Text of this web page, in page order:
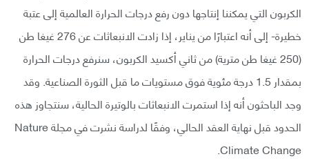
الكربون التي يمكننا إنتاجها دون رفع درجات الحرارة العالمية إلى عتبة
خطيرة- إلى أنه اعتبارًا من يناير، إذا زادت الانبعاثات عن 276 غيغا طن
(250 غيغا طن مترية) من ثاني أكسيد الكربون، سنرفع درجات الحرارة
بمقدار 1.5 درجة مئوية فوق مستويات ما قبل الثورة الصناعية. وقد
وجد الباحثون أنه إذا استمرت الانبعاثات بالوتيرة الحالية، سنتجاوز هذه
الحدود قبل نهاية العقد الحالي، وفقًا لدراسة نشرت في مجلة Nature
Climate Change.